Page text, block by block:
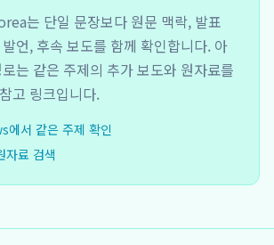
는 단일 문장보다 원문 맥락, 발표
언, 후속 보도를 함께 확인합니다. 아
는 같은 주제의 추가 보도와 원자료를
고 링크입니다.
서 같은 주제 확인
자료 검색